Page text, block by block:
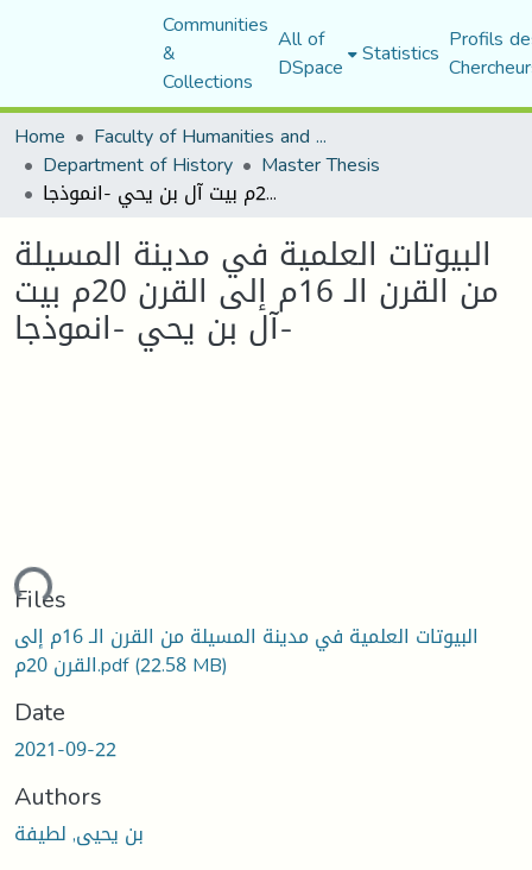
Communities
&
Collections
All of
DSpace Statistics Profils
Home
Faculty of Humanities and Social Sciences
Department of History Master Thesis
البيوتات العلمية في مدينة المسيلة من القرن الـ 16م إلى القرن 20م بيت آل بن يحي -انموذجا-
البيوتات العلمية في مدينة المسيلة
من القرن الـ 16م إلى القرن 20م بيت
آل بن يحي -انموذجا-
Files
البيوتات العلمية في مدينة المسيلة من القرن الـ 16م إلى
القرن 20م.pdf(22.58 MB)
Date
2021-09-22
Authors
بن يحيى, لطيفة